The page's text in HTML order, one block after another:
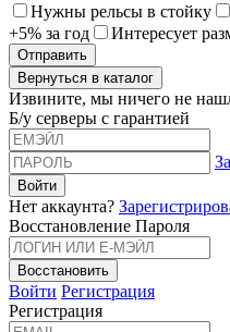
Нужны рельсы в стойку
+5% за год
Интересует
Вернуться в каталог
Извините, мы ничего не
Б/у серверы с гарантией
Нет аккаунта?
Восстановление Пароля
Войти Регистрация
Регистрация